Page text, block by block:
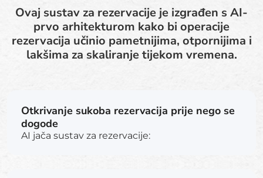
Ovaj sustav za rezervacije je izgrađen s AI-
prvo arhitekturom kako bi operacije
rezervacija učinio pametnijima, otpornijima i
lakšima za skaliranje tijekom vremena.
Otkrivanje sukoba rezervacija prije nego se
dogode
AI jača sustav za rezervacije: